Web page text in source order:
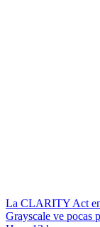
La CLARITY Act
Grayscale ve pocas